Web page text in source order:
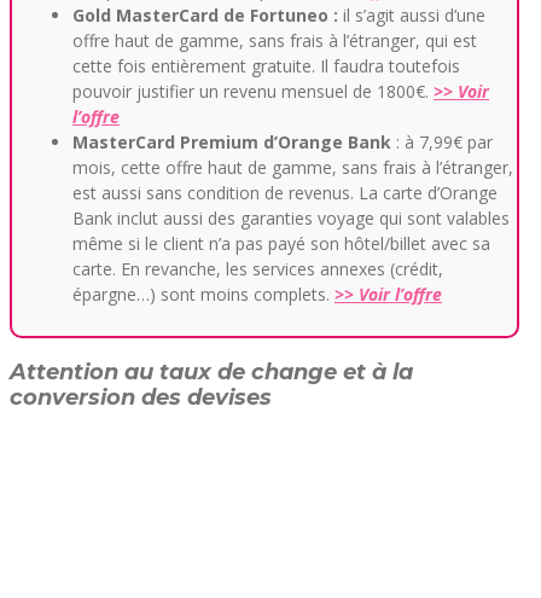
Gold MasterCard de Fortuneo : il s’agit aussi d’une
offre haut de gamme, sans frais à l’étranger, qui est
cette fois entièrement gratuite. Il faudra toutefois
pouvoir justifier un revenu mensuel de 1800€. >> Voir
l’offre
MasterCard Premium d’Orange Bank : à 7,99€ par
mois, cette offre haut de gamme, sans frais à l’étranger,
est aussi sans condition de revenus. La carte d’Orange
Bank inclut aussi des garanties voyage qui sont valables
même si le client n’a pas payé son hôtel/billet avec sa
carte. En revanche, les services annexes (crédit,
épargne…) sont moins complets. >> Voir l’offre
Attention au taux de change et à la
conversion des devises